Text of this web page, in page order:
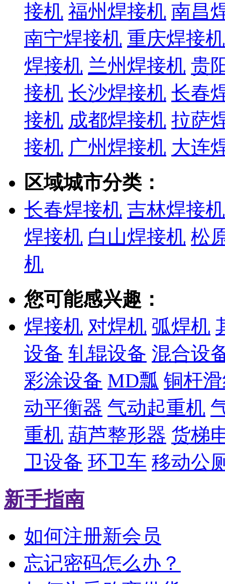
接机 福州焊接机 南昌
南宁焊接机 重庆焊接机
焊接机 兰州焊接机 贵
接机 长沙焊接机 长春
接机 成都焊接机 拉萨
接机 广州焊接机 大连
区域城市分类：
长春焊接机 吉林焊接机
焊接机 白山焊接机 松
机
您可能感兴趣：
焊接机 对焊机 弧焊机
设备 轧辊设备 混合设
彩涂设备 MD瓢 铜杆
动平衡器 气动起重机
重机 葫芦整形器 货梯
卫设备 环卫车 移动公
新手指南
如何注册新会员
忘记密码怎么办？